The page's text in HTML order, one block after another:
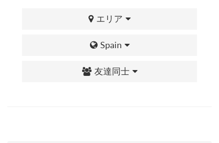
エリア
Spain
友達同士